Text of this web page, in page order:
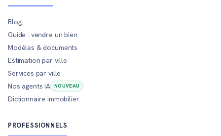
Blog
Guide : vendre un bien
Modèles & documents
Estimation par ville
Services par ville
Nos agents IA
NOUVEAU
Dictionnaire immobilier
PROFESSIONNELS